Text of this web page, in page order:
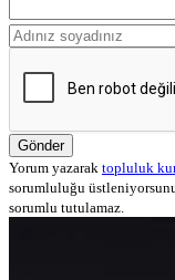
Gönder
Yorum yazarak topluluk
sorumluluğu
sorumlu tutulamaz.